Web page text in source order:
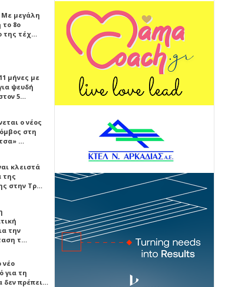
Με μεγάλη
το 8ο
της τέχ…
μήνες με
ψευδή
5…
ο νέος
στη
…
κλειστά
της
στην Τρ…
την
τ…
νέο
για τη
δεν πρέπει…